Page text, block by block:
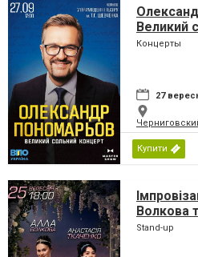
Великий
Концерты
27
Купити
Волкова
Stand-up